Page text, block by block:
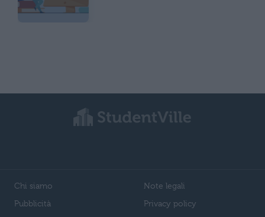
Chi siamo
Pubblicità
Note legali
Privacy policy